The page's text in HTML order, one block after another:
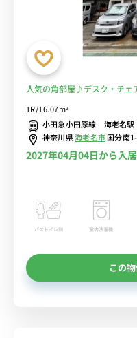
人気の角部屋♪デスク・チェ
「ビナウォーク」「イオン
Fi格安レンタル中！
1R/16.07m²
小田急小田原線 海老名
神奈川県海老名市国分南
2027年04月04日から入
バストイレ別 室内洗濯機
この